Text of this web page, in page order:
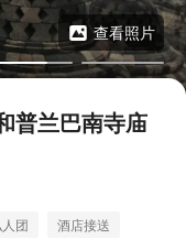
查看照片
普兰巴南寺庙
团 酒店接送